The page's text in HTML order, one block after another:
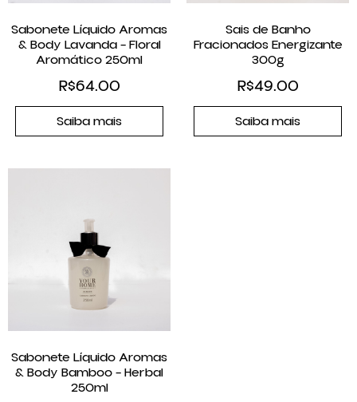
Sabonete Líquido Aromas
& Body Lavanda – Floral
Aromático 250ml
R$64.00
Saiba mais
Sais de Banho
Fracionados Energizante
300g
R$49.00
Saiba mais
Sabonete Líquido Aromas
& Body Bamboo – Herbal
250ml